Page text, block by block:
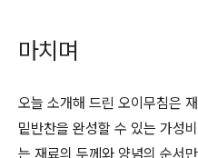
마치며
오늘 소개해 드린 오이무침은
밑반찬을 완성할 수 있는 가성
는 재료의 두께와 양념의 순서